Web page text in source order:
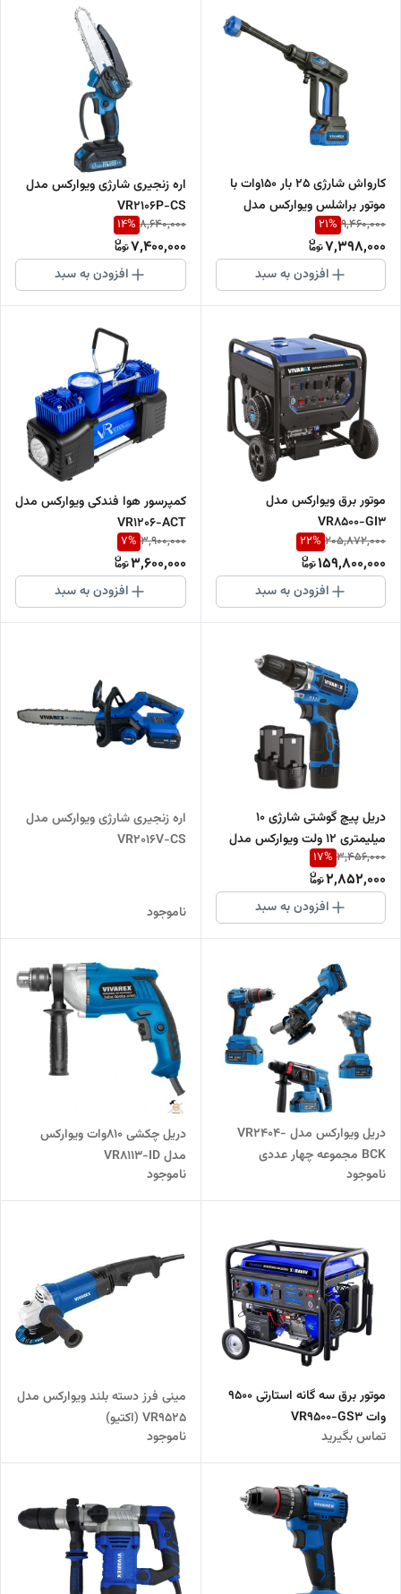
کارواش شارژی 25 بار 150وات با
موتور براشلس ویوارکس مدل
VR2025-PW new
9,460,000
21%
7,398,000
افزودن به سبد
اره زنجیری شارژی ویوارکس مدل
VR2106P-CS
8,640,000
14%
7,400,000
افزودن به سبد
موتور برق ویوارکس مدل
VR8500-GI3
205,872,000
22%
159,800,000
افزودن به سبد
کمپرسور هوا فندکی ویوارکس مدل
VR1206-ACT
3,900,000
7%
3,600,000
افزودن به سبد
دریل پیچ گوشتی شارژی 10
میلیمتری 12 ولت ویوارکس مدل
vr1215v-2b
3,456,000
17%
2,852,000
افزودن به سبد
اره زنجیری شارژی ویوارکس مدل
VR2016V-CS
ناموجود
دریل ویوارکس مدل VR2404-
BCK مجموعه چهار عددی
ناموجود
دریل چکشی 810وات ویوارکس
مدل VR8113-ID
ناموجود
موتور برق سه گانه استارتی ۹۵۰۰
وات VR9500-GS3
تماس بگیرید
مینی فرز دسته بلند ویوارکس مدل
VR9525 (اکتیو)
ناموجود